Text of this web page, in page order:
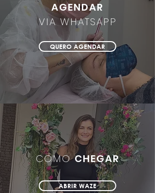
AGENDAR
VIA WHATSAPP
QUERO AGENDAR
COMOCHEGAR
ABRIR WAZE